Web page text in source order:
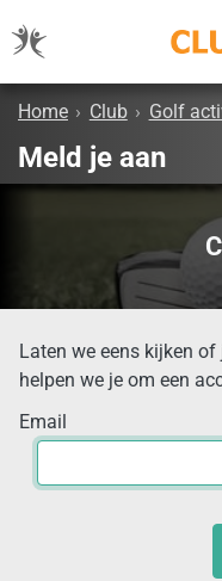
Home › Club › Golf
Meld je aan
Laten we eens kijken
helpen we je om een
Email